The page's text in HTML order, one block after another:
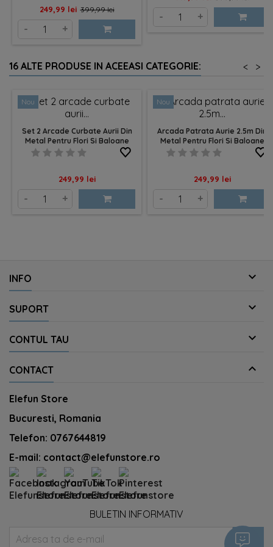
Pret
249,99 lei Pret
baza
399,99 lei
- +
baza
- +
16 ALTE PRODUSE IN ACEEASI CATEGORIE: >
<
Nou
Set 2 Arcade Curbate Aurii Din
Metal Pentru Flori Si Baloane
Pret
249,99 lei
- +
Nou
Arcada Patrata Aurie 2.5m Din
Metal Pentru Flori Si Baloane
Pret
249,99 lei
- +
INFO 
SUPORT 
CONTUL TAU 
CONTACT 
Elefun Store
Bucuresti, Romania
Telefon: 0767644819
E-mail: contact@elefunstore.ro
BULETIN INFORMATIV